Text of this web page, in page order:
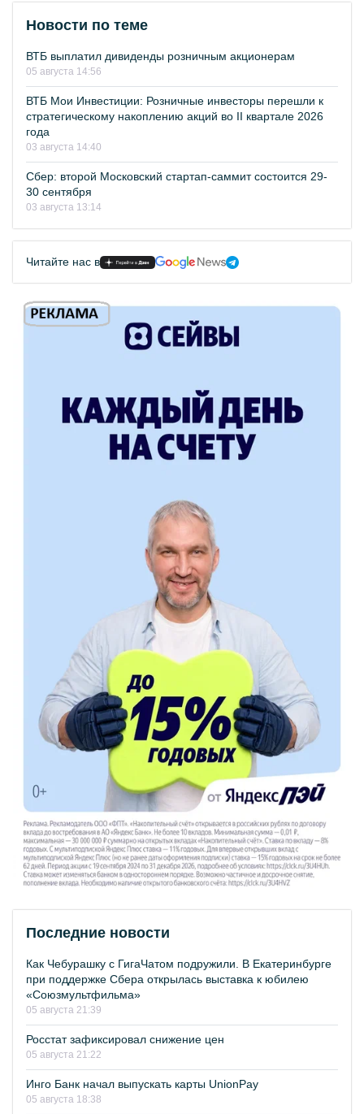
Новости по теме
ВТБ выплатил дивиденды розничным акционерам
05 августа 14:56
ВТБ Мои Инвестиции: Розничные инвесторы перешли к
стратегическому накоплению акций во II квартале 2026
года
03 августа 14:40
Сбер: второй Московский стартап-саммит состоится 29-
30 сентября
03 августа 13:14
Читайте нас в
Последние новости
Как Чебурашку с ГигаЧатом подружили. В Екатеринбурге
при поддержке Сбера открылась выставка к юбилею
«Союзмультфильма»
05 августа 21:39
Росстат зафиксировал снижение цен
05 августа 21:22
Инго Банк начал выпускать карты UnionPay
05 августа 18:38